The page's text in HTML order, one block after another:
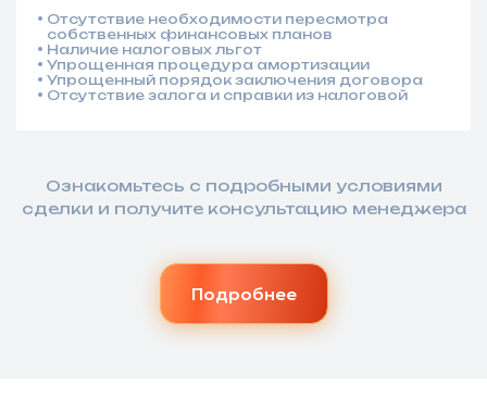
Отсутствие необходимости пересмотра
собственных финансовых планов
Наличие налоговых льгот
Упрощенная процедура амортизации
Упрощенный порядок заключения договора
Отсутствие залога и справки из налоговой
Ознакомьтесь с подробными условиями
сделки и получите консультацию менеджера
Подробнее